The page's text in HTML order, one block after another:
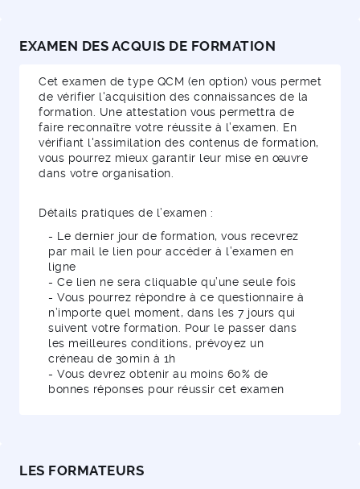
EXAMEN DES ACQUIS DE FORMATION
Cet examen de type QCM (en option) vous permet
de vérifier l'acquisition des connaissances de la
formation. Une attestation vous permettra de
faire reconnaître votre réussite à l’examen. En
vérifiant l'assimilation des contenus de formation,
vous pourrez mieux garantir leur mise en œuvre
dans votre organisation.
Détails pratiques de l’examen :
- Le dernier jour de formation, vous recevrez
par mail le lien pour accéder à l’examen en
ligne
- Ce lien ne sera cliquable qu’une seule fois
- Vous pourrez répondre à ce questionnaire à
n’importe quel moment, dans les 7 jours qui
suivent votre formation. Pour le passer dans
les meilleures conditions, prévoyez un
créneau de 30min à 1h
- Vous devrez obtenir au moins 60% de
bonnes réponses pour réussir cet examen
LES FORMATEURS